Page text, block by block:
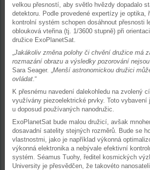
velkou přesností, aby světlo hvězdy dopadalo
detektoru. Podle provedené expertízy je optika,
kontrolní systém schopen dosáhnout přesnosti
oblouková vteřina (tj. 1/3600 stupně) při
družice ExoPlanetSat.
„Jakákoliv změna polohy či chvění družice má
rozmazání obrazu a výsledky pozorování
Sara Seager. „Menší astronomickou družici
ovládat.“
K přesnému navedení dalekohledu na zvolený
využívány piezoelektrické prvky. Toto vybavení
u doposud používaných nanodružic.
ExoPlanetSat bude malou družicí, avšak
dosavadní satelity stejných rozměrů. Bude se
vlastnostmi, jako je například výkonná
výkonná elektronika a nebývale efektivní
systém. Séamus Tuohy, ředitel kosmických
University je přesvědčen, že takovéto